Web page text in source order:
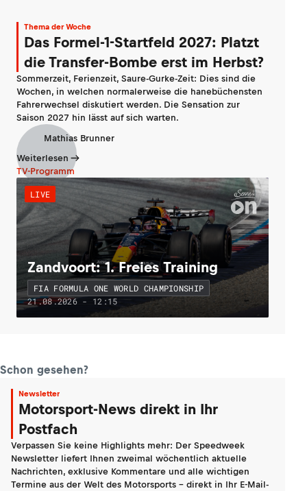
Thema der Woche
Das Formel-1-Startfeld 2027: Platzt
die Transfer-Bombe erst im Herbst?
Sommerzeit, Ferienzeit, Saure-Gurke-Zeit: Dies sind die
Wochen, in welchen normalerweise die hanebüchensten
Fahrerwechsel diskutiert werden. Die Sensation zur
Saison 2027 hin lässt auf sich warten.
Mathias Brunner
Weiterlesen
TV-Programm
LIVE
Zandvoort: 1. Freies Training
FIA FORMULA ONE WORLD CHAMPIONSHIP
21.08.2026 - 12:15
Schon gesehen?
Newsletter
Motorsport-News direkt in Ihr
Postfach
Verpassen Sie keine Highlights mehr: Der Speedweek
Newsletter liefert Ihnen zweimal wöchentlich aktuelle
Nachrichten, exklusive Kommentare und alle wichtigen
Termine aus der Welt des Motorsports - direkt in Ihr E-Mail-